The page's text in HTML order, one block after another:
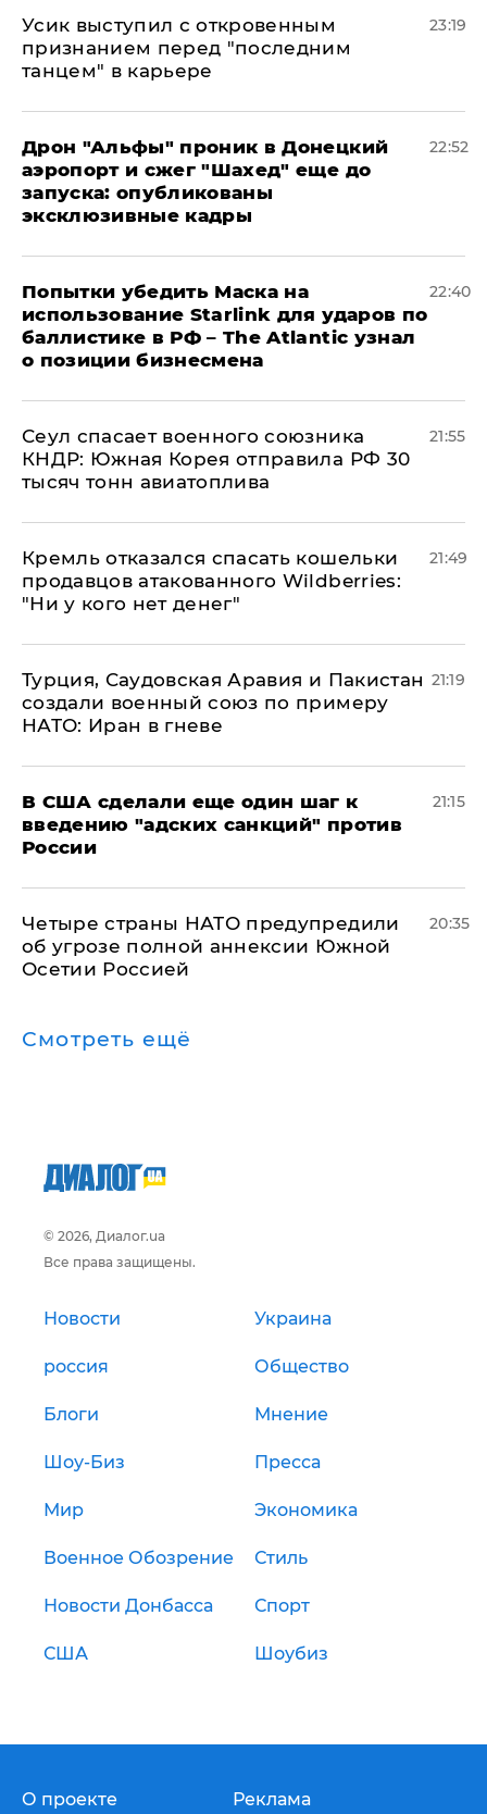
Усик выступил с откровенным
признанием перед "последним
танцем" в карьере
23:19
Дрон "Альфы" проник в Донецкий
аэропорт и сжег "Шахед" еще до
запуска: опубликованы
эксклюзивные кадры
22:52
Попытки убедить Маска на
использование Starlink для ударов по
баллистике в РФ – The Atlantic узнал
о позиции бизнесмена
22:40
​Сеул спасает военного союзника
КНДР: Южная Корея отправила РФ 30
тысяч тонн авиатоплива
21:55
Кремль отказался спасать кошельки
продавцов атакованного Wildberries:
"Ни у кого нет денег"
21:49
Турция, Саудовская Аравия и Пакистан
создали военный союз по примеру
НАТО: Иран в гневе
21:19
В США сделали еще один шаг к
введению "адских санкций" против
России
21:15
Четыре страны НАТО предупредили
об угрозе полной аннексии Южной
Осетии Россией
20:35
Смотреть ещё
© 2026, Диалог.ua
Все права защищены.
Новости Украина
россия Общество
Блоги Мнение
Шоу-Биз Пресса
Мир Экономика
Военное Обозрение Стиль
Новости Донбасса Спорт
США Шоубиз
О проекте Реклама